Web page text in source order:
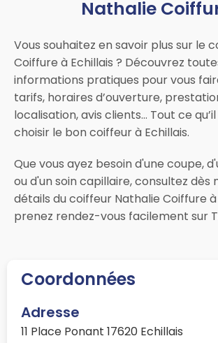
Nathalie
Vous souhaitez en savoir plus sur le
Coiffure à Echillais ? Découvrez
informations pratiques pour vous
tarifs, horaires d’ouverture,
localisation, avis clients… Tout ce
choisir le bon coiffeur à Echillais.
Que vous ayez besoin d'une coupe,
ou d'un soin capillaire, consultez dès
détails du coiffeur Nathalie Coiffure
prenez rendez-vous facilement sur
Coordonnées
Adresse
11 Place Ponant 17620 Echillais